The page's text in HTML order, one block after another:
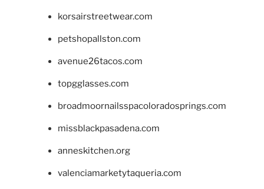
korsairstreetwear.com
petshopallston.com
avenue26tacos.com
topgglasses.com
broadmoornailsspacoloradosprings.com
missblackpasadena.com
anneskitchen.org
valenciamarketytaqueria.com